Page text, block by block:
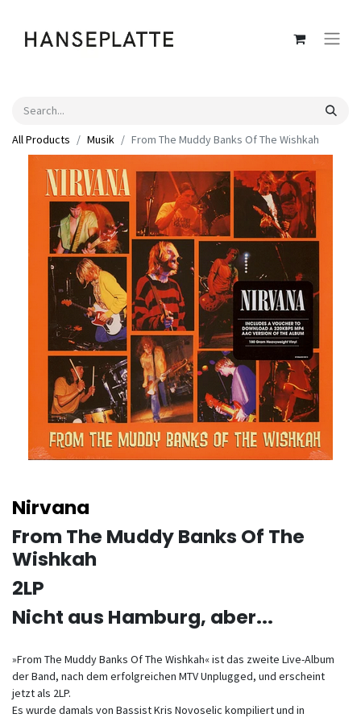
All Products Musik From The Muddy Banks Of The Wishkah
Nirvana
From The Muddy Banks Of The
Wishkah
2LP
Nicht aus Hamburg, aber...
»From The Muddy Banks Of The Wishkah« ist das zweite Live-Album
der Band, nach dem erfolgreichen MTV Unplugged, und erscheint
jetzt als 2LP.
Es wurde damals von Bassist Kris Novoselic kompiliert und in